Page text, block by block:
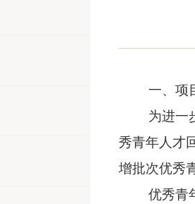
一、项
为进一
秀青年人才
增批次优秀
优秀青